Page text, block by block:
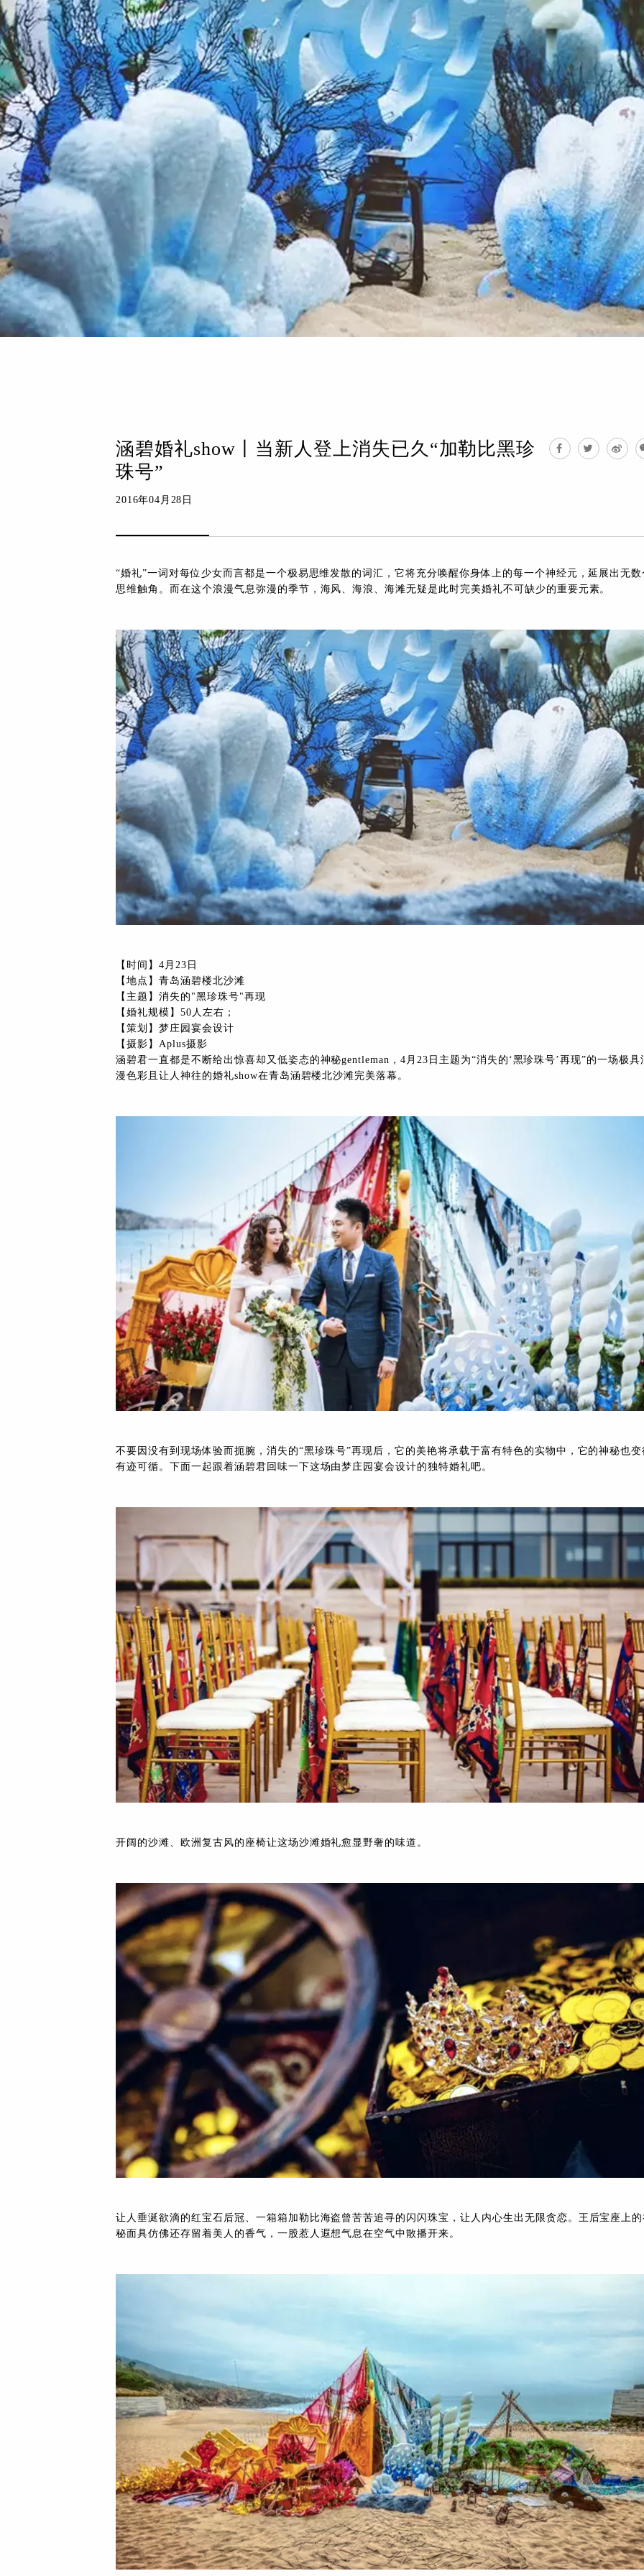
关于 探索 下榻 资讯 游憩 美馔 婚宴
资讯
下拉
涵碧婚礼show丨当新人登上消失已久“加勒比黑珍
珠号”
2016年04月28日
“婚礼”一词对每位少女而言都是一个极易思维发散的词汇，它将充分唤醒你身体上的每一个神经元，延展出无数
思维触角。而在这个浪漫气息弥漫的季节，海风、海浪、海滩无疑是此时完美婚礼不可缺少的重要元素。
【时间】4月23日
【地点】青岛涵碧楼北沙滩
【主题】消失的"黑珍珠号"再现
【婚礼规模】50人左右；
【策划】梦庄园宴会设计
【摄影】Aplus摄影
涵碧君一直都是不断给出惊喜却又低姿态的神秘gentleman，4月23日主题为“消失的‘黑珍珠号’再现”的一场极具
漫色彩且让人神往的婚礼show在青岛涵碧楼北沙滩完美落幕。
不要因没有到现场体验而扼腕，消失的“黑珍珠号”再现后，它的美艳将承载于富有特色的实物中，它的神秘也变
有迹可循。下面一起跟着涵碧君回味一下这场由梦庄园宴会设计的独特婚礼吧。
开阔的沙滩、欧洲复古风的座椅让这场沙滩婚礼愈显野奢的味道。
让人垂涎欲滴的红宝石后冠、一箱箱加勒比海盗曾苦苦追寻的闪闪珠宝，让人内心生出无限贪恋。王后宝座上
秘面具仿佛还存留着美人的香气，一股惹人遐想气息在空气中散播开来。